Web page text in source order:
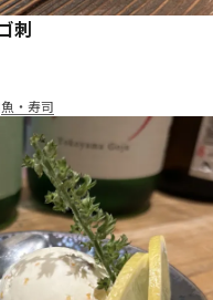
刺
魚・寿司